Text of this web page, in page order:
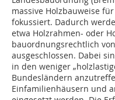
massive Holzbauweise
fokussiert. Dadurch
etwa Holzrahmen- oder
bauordnungsrechtlich
ausgeschlossen. Dabei
in den weniger
Bundesländern
Einfamilienhäusern und